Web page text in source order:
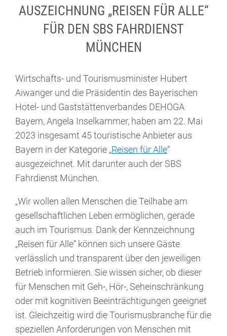
AUSZEICHNUNG „REISEN FÜR ALLE“
FÜR DEN SBS FAHRDIENST
MÜNCHEN
Wirtschafts- und Tourismusminister Hubert
Aiwanger und die Präsidentin des Bayerischen
Hotel- und Gaststättenverbandes DEHOGA
Bayern, Angela Inselkammer, haben am 22. Mai
2023 insgesamt 45 touristische Anbieter aus
Bayern in der Kategorie „Reisen für Alle“
ausgezeichnet. Mit darunter auch der SBS
Fahrdienst München.
„Wir wollen allen Menschen die Teilhabe am
gesellschaftlichen Leben ermöglichen, gerade
auch im Tourismus. Dank der Kennzeichnung
„Reisen für Alle“ können sich unsere Gäste
verlässlich und transparent über den jeweiligen
Betrieb informieren. Sie wissen sicher, ob dieser
für Menschen mit Geh-, Hör-, Seheinschränkung
oder mit kognitiven Beeinträchtigungen geeignet
ist. Gleichzeitig wird die Tourismusbranche für die
speziellen Anforderungen von Menschen mit